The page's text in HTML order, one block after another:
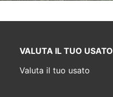
VALUTA IL TUO USATO
Valuta il tuo usato